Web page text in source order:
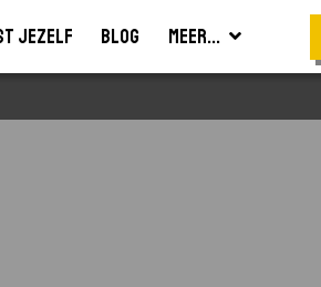
jezelf Blog Meer...